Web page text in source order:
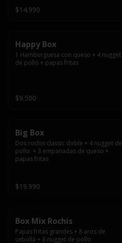
$14.990
Happy Box
1 Hamburguesa con queso + 4 nugget
de pollo + papas fritas
$9.500
Big Box
Dos rochis classic doble + 4 nugget de
pollo  + 3 empanadas de queso +
papas fritas
$19.990
Box Mix Rochis
Papas fritas grandes + 8 aros de
cebolla + 8 nugget de pollo